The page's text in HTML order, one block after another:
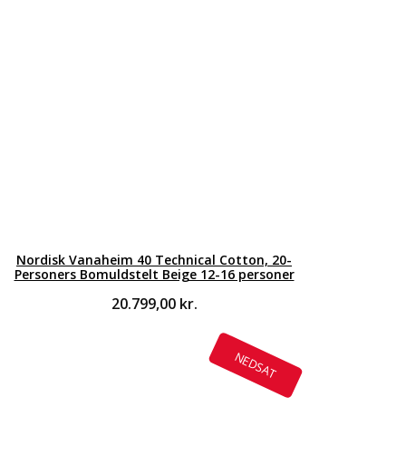
Nordisk Vanaheim 40 Technical Cotton, 20-
Personers Bomuldstelt Beige 12-16 personer
20.799,00 kr.
NEDSAT